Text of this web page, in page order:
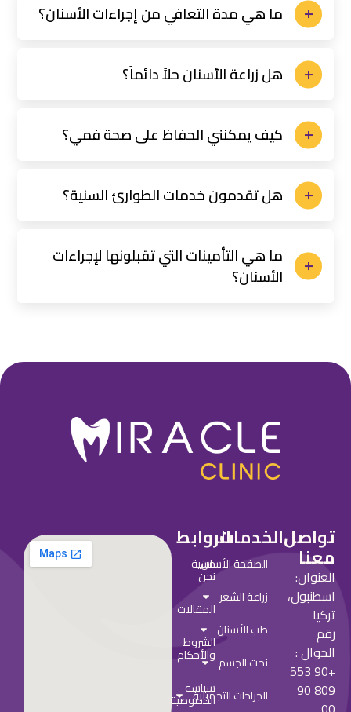
ما هي مدة التعافي من إجراءات الأسنان؟
هل زراعة الأسنان حلاً دائماً؟
كيف يمكنني الحفاظ على صحة فمي؟
هل تقدمون خدمات الطوارئ السنية؟
ما هي التأمينات التي تقبلونها لإجراءات
الأسنان؟
:
+90 553
809 90
الخدمات
الصفحة الأساسية
زراعة الشعر
طب الأسنان
نحت الجسم
الجراحات التجميلية
الروابط
من
المقالات
الشروط
والأحكام
سياسة
الخصوصية